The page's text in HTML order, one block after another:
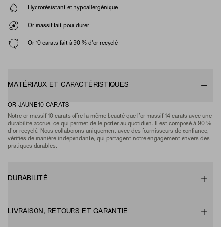
Hydrorésistant et hypoallergénique
Or massif fait pour durer
Or 10 carats fait à 90 % d'or recyclé
MATÉRIAUX ET CARACTÉRISTIQUES
OR JAUNE 10 CARATS
Notre or massif 10 carats offre la même beauté que l’or massif 14 carats avec une
durabilité accrue, ce qui permet de le porter au quotidien. Il est composé à 90 %
d’or recyclé. Nous collaborons uniquement avec des fournisseurs de confiance,
vérifiés de manière indépendante, qui partagent notre engagement envers des
pratiques durables.
DURABILITÉ
LIVRAISON, RETOURS ET GARANTIE